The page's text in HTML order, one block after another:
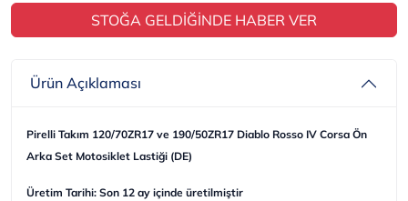
STOĞA GELDİĞİNDE HABER VER
Ürün Açıklaması
Pirelli Takım 120/70ZR17 ve 190/50ZR17 Diablo Rosso IV Corsa Ön
Arka Set Motosiklet Lastiği (DE)
Üretim Tarihi: Son 12 ay içinde üretilmiştir